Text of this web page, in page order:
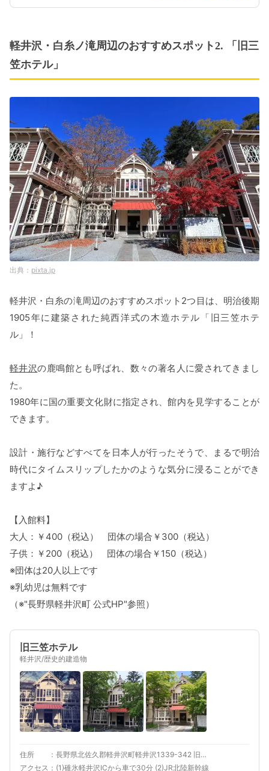
軽井沢・白糸ノ滝周辺のおすすめスポット2. 「旧三
笠ホテル」
pixta.jp
軽井沢・白糸の滝周辺のおすすめスポット2つ目は、明治後期
1905年に建築された純西洋式の木造ホテル「旧三笠ホテ
ル」！
軽井沢の鹿鳴館とも呼ばれ、数々の著名人に愛されてきまし
た。
1980年に国の重要文化財に指定され、館内を見学することが
できます。
設計・施行などすべてを日本人が行ったそうで、まるで明治
時代にタイムスリップしたかのような気分に浸ることができ
ますよ♪
【入館料】
大人：￥400（税込） 団体の場合￥300（税込）
子供：￥200（税込） 団体の場合￥150（税込）
※団体は20人以上です
※乳幼児は無料です
（※"長野県軽井沢町 公式HP"参照）
旧三笠ホテル
軽井沢/歴史的建造物
住所
長野県北佐久郡軽井沢町軽井沢1339-342 旧三笠ホテル
アクセス
(1)碓氷軽井沢ICから車で30分 (2)JR北陸新幹線